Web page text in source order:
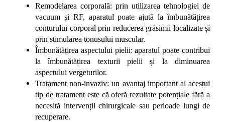
Remodelarea corporală: prin utilizarea tehnologiei de
vacuum și RF, aparatul poate ajută la îmbunătățirea
conturului corporal prin reducerea grăsimii localizate și
prin stimularea tonusului muscular.
Îmbunătățirea aspectului pielii: aparatul poate contribui
la îmbunătățirea texturii pielii și la diminuarea
aspectului vergeturilor.
Tratament non-invaziv: un avantaj important al acestui
tip de tratament este că oferă rezultate potențiale fără a
necesită intervenții chirurgicale sau perioade lungi de
recuperare.